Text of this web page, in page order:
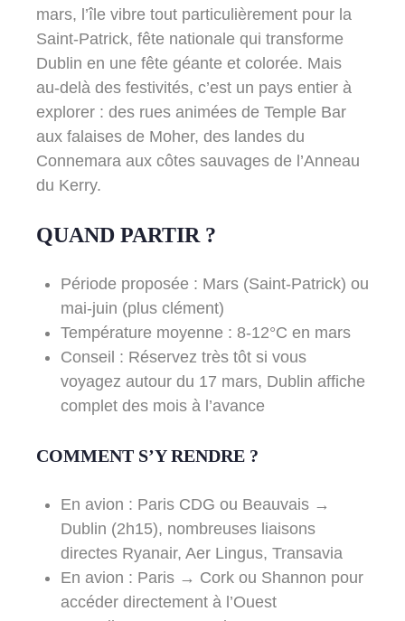
mars, l’île vibre tout particulièrement pour la
Saint-Patrick, fête nationale qui transforme
Dublin en une fête géante et colorée. Mais
au-delà des festivités, c’est un pays entier à
explorer : des rues animées de Temple Bar
aux falaises de Moher, des landes du
Connemara aux côtes sauvages de l’Anneau
du Kerry.
QUAND PARTIR ?
Période proposée : Mars (Saint-Patrick) ou
mai-juin (plus clément)
Température moyenne : 8-12°C en mars
Conseil : Réservez très tôt si vous
voyagez autour du 17 mars, Dublin affiche
complet des mois à l’avance
COMMENT S’Y RENDRE ?
En avion : Paris CDG ou Beauvais →
Dublin (2h15), nombreuses liaisons
directes Ryanair, Aer Lingus, Transavia
En avion : Paris → Cork ou Shannon pour
accéder directement à l’Ouest